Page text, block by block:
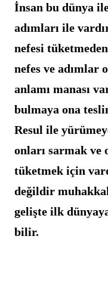
İnsan bu dünya
adımları ile
nefesi
nefes ve adımlar
anlamı manası
bulmaya ona
Resul ile
onları sarmak ve
tüketmek için
değildir
gelişte ilk
bilir.